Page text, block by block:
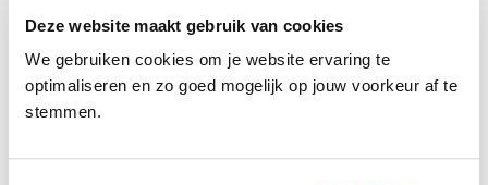
Deze website maakt gebruik van cookies
We gebruiken cookies om je website ervaring te
optimaliseren en zo goed mogelijk op jouw voorkeur af te
stemmen.